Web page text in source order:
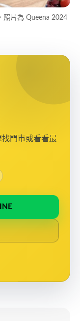
照片為 Queena 2024
門市或看看最